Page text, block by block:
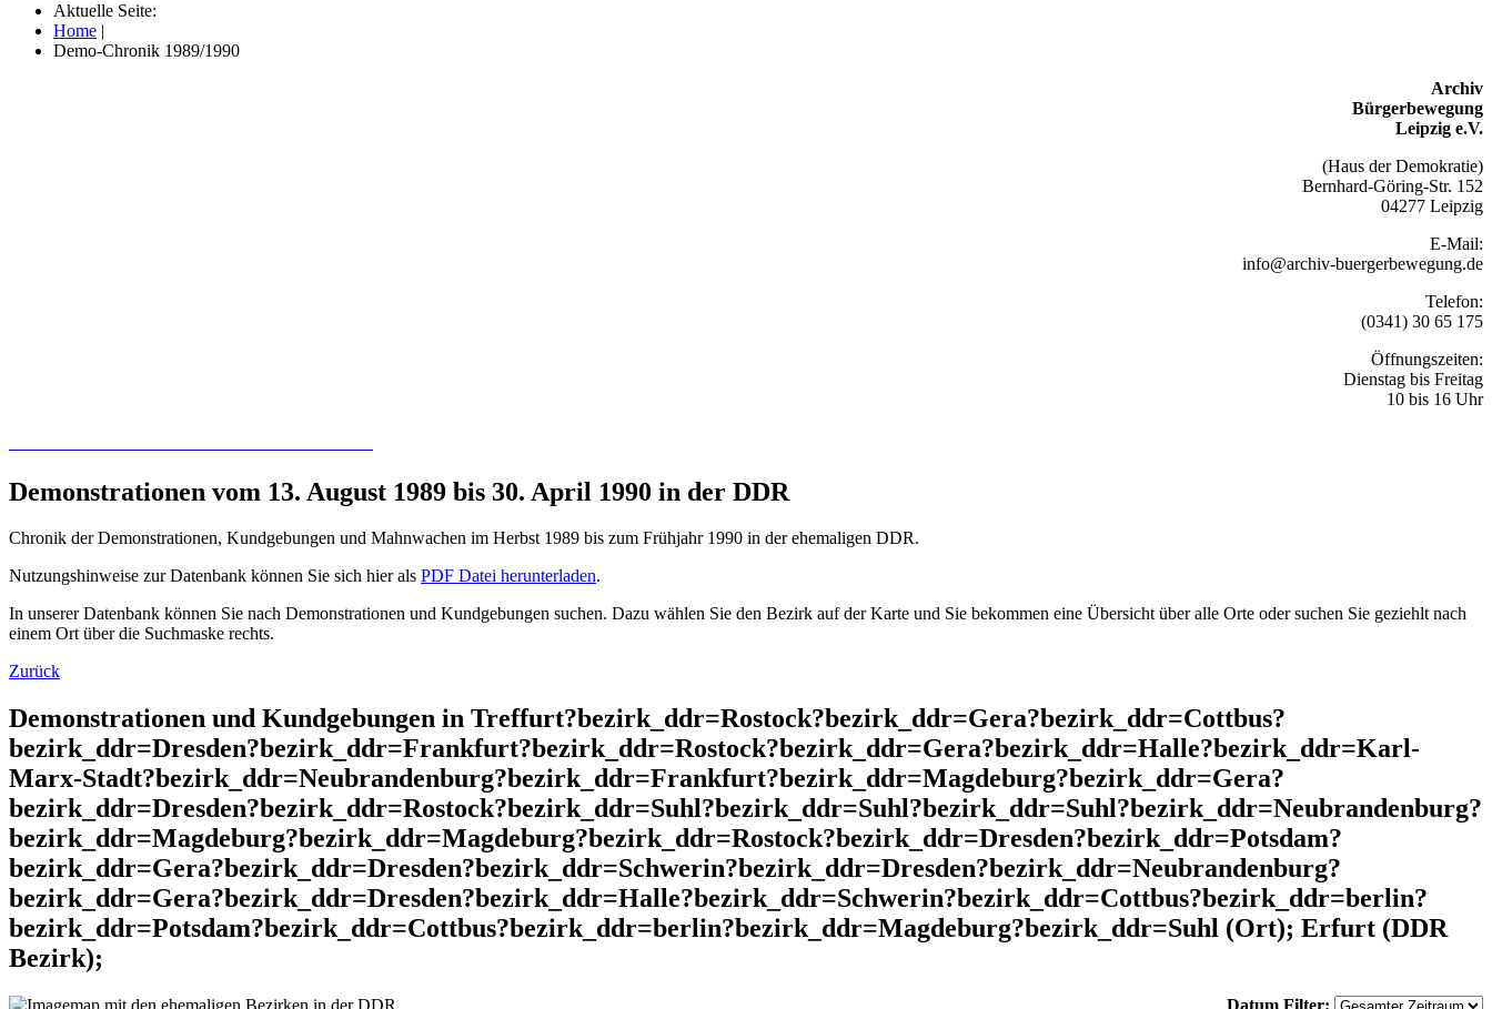
Aktuelle Seite:
Home |
Demo-Chronik 1989/1990
Archiv
Bürgerbewegung
Leipzig e.V.
(Haus der Demokratie)
Bernhard-Göring-Str. 152
04277 Leipzig
E-Mail:
info@archiv-buergerbewegung.de
Telefon:
(0341) 30 65 175
Öffnungszeiten:
Dienstag bis Freitag
10 bis 16 Uhr
Demonstrationen vom 13. August 1989 bis 30. April 1990 in der DDR
Chronik der Demonstrationen, Kundgebungen und Mahnwachen im Herbst 1989 bis zum Frühjahr 1990 in der ehemaligen DDR.
Nutzungshinweise zur Datenbank können Sie sich hier als PDF Datei herunterladen.
In unserer Datenbank können Sie nach Demonstrationen und Kundgebungen suchen. Dazu wählen Sie den Bezirk auf der Karte und Sie bekommen eine Übersicht über alle Orte oder suchen Sie geziehlt nach
einem Ort über die Suchmaske rechts.
Zurück
Demonstrationen und Kundgebungen in Treffurt?bezirk_ddr=Rostock?bezirk_ddr=Gera?bezirk_ddr=Cottbus?
bezirk_ddr=Dresden?bezirk_ddr=Frankfurt?bezirk_ddr=Rostock?bezirk_ddr=Gera?bezirk_ddr=Halle?bezirk_ddr=Karl-
Marx-Stadt?bezirk_ddr=Neubrandenburg?bezirk_ddr=Frankfurt?bezirk_ddr=Magdeburg?bezirk_ddr=Gera?
bezirk_ddr=Dresden?bezirk_ddr=Rostock?bezirk_ddr=Suhl?bezirk_ddr=Suhl?bezirk_ddr=Suhl?bezirk_ddr=Neubrandenburg?
bezirk_ddr=Magdeburg?bezirk_ddr=Magdeburg?bezirk_ddr=Rostock?bezirk_ddr=Dresden?bezirk_ddr=Potsdam?
bezirk_ddr=Gera?bezirk_ddr=Dresden?bezirk_ddr=Schwerin?bezirk_ddr=Dresden?bezirk_ddr=Neubrandenburg?
bezirk_ddr=Gera?bezirk_ddr=Dresden?bezirk_ddr=Halle?bezirk_ddr=Schwerin?bezirk_ddr=Cottbus?bezirk_ddr=berlin?
bezirk_ddr=Potsdam?bezirk_ddr=Cottbus?bezirk_ddr=berlin?bezirk_ddr=Magdeburg?bezirk_ddr=Suhl (Ort); Erfurt (DDR
Bezirk);